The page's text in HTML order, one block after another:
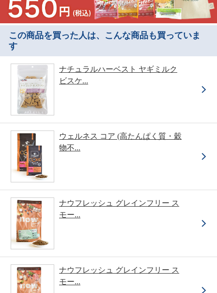
この商品を買った人は、こんな商品も買っていま
す
ナチュラルハーベスト ヤギミルク
ビスケ...
ウェルネス コア (高たんぱく質・穀
物不...
ナウフレッシュ グレインフリー ス
モー...
ナウフレッシュ グレインフリー ス
モー...